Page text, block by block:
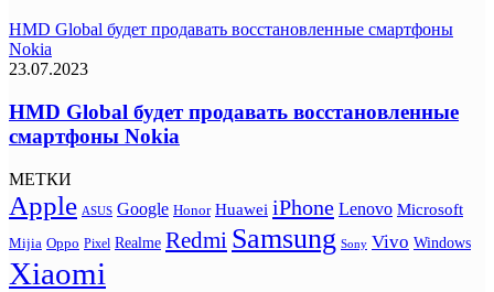
HMD Global будет продавать восстановленные смартфоны
Nokia
23.07.2023
HMD Global будет продавать восстановленные
смартфоны Nokia
МЕТКИ
Apple ASUS Google Honor Huawei iPhone Lenovo Microsoft
Mijia Oppo Pixel Realme Redmi Samsung Sony Vivo Windows
Xiaomi